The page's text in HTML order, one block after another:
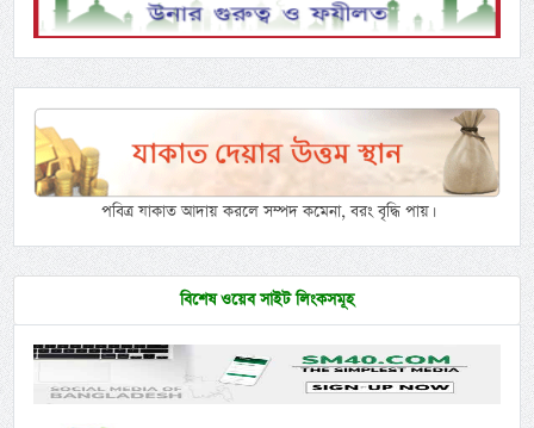
পবিত্র যাকাত আদায় করলে সম্পদ কমেনা, বরং বৃদ্ধি পায়।
বিশেষ ওয়েব সাইট লিংকসমূহ